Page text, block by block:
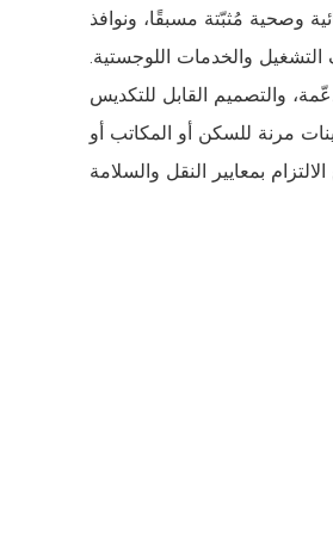
وصحية مُثبّتة مسبقًا، ونوافذ
والخدمات اللوجستية.
والتصميم القابل للتكديس
مرنة للسكن أو المكاتب أو